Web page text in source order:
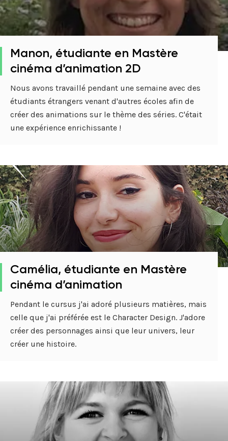
Manon, étudiante en Mastère
cinéma d’animation 2D
Nous avons travaillé pendant une semaine avec des
étudiants étrangers venant d'autres écoles afin de
créer des animations sur le thème des séries. C'était
une expérience enrichissante !
Camélia, étudiante en Mastère
cinéma d’animation
Pendant le cursus j'ai adoré plusieurs matières, mais
celle que j'ai préférée est le Character Design. J'adore
créer des personnages ainsi que leur univers, leur
créer une histoire.